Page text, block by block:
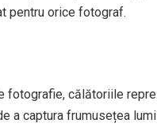
pentru orice fotograf.
fotografie, călătoriile
a captura frumusețea